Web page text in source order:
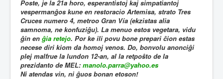
Poste, je la 21a horo, esperantistoj kaj simpatiantoj
vespermanĝos kune en restoracio Artemisa, strato Tres
Cruces numero 4, metroo Gran Vía (ekzistas alia
samnoma, ne konfuziĝu). La menuo estos vegetara, vidu
ĝin en ĝia retejo. Por ke ili povu bone prepari ĉion estas
necese diri kiom da homoj venos. Do, bonvolu anonciĝi
plej malfrue la lundon 12-an, al la retpoŝto de la
prezidanto de MEL: manolo.parra@yahoo.es
Ni atendas vin, ni ĝuos bonan etoson!